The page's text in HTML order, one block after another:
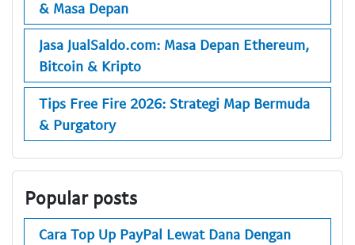
& Masa Depan
Jasa JualSaldo.com: Masa Depan Ethereum,
Bitcoin & Kripto
Tips Free Fire 2026: Strategi Map Bermuda
& Purgatory
Popular posts
Cara Top Up PayPal Lewat Dana Dengan